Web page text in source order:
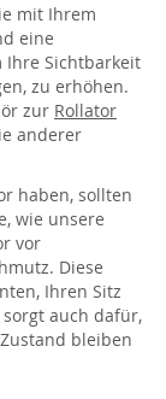
mit Ihrem
eine
Ihre Sichtbarkeit
zu erhöhen.
zur Rollator
anderer
haben, sollten
wie unsere
vor
Diese
Ihren Sitz
auch dafür,
bleiben